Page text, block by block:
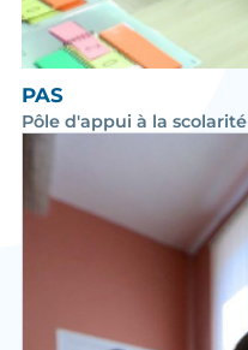
PAS
Pôle d'appui à la scolarité